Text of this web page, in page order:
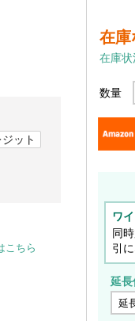
ット
こちら
在庫
在庫状
数量
ワ
同
引
延長